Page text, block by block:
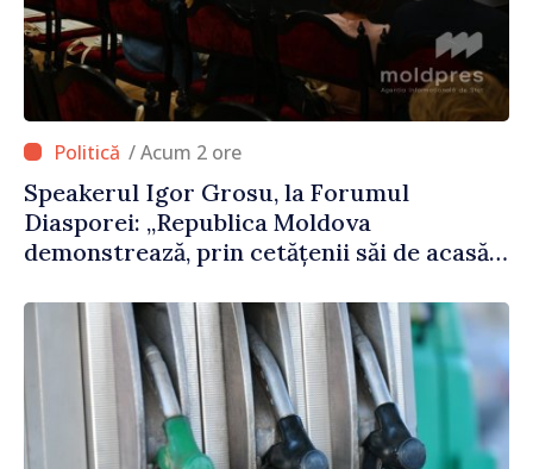
/ Acum 2 ore
Speakerul Igor Grosu, la Forumul
Diasporei: „Republica Moldova
demonstrează, prin cetățenii săi de acasă
parte a marii familii europene”